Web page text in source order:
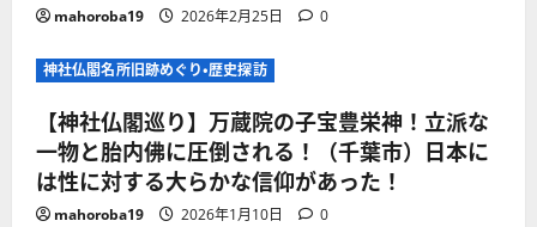
mahoroba19 2026年2月25日 0
神社仏閣名所旧跡めぐり・歴史探訪
【神社仏閣巡り】万蔵院の子宝豊栄神！立派な
一物と胎内佛に圧倒される！（千葉市）日本に
は性に対する大らかな信仰があった！
mahoroba19 2026年1月10日 0